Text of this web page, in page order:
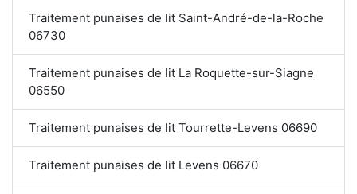
Traitement punaises de lit Saint-André-de-la-Roche
06730
Traitement punaises de lit La Roquette-sur-Siagne
06550
Traitement punaises de lit Tourrette-Levens 06690
Traitement punaises de lit Levens 06670